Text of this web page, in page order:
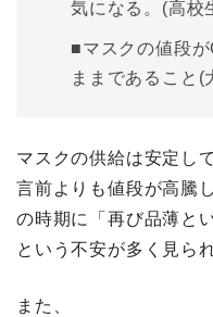
気になる。(高
■マスクの値段
ままであること (
マスクの供給は安定し
言前よりも値段が高騰
の時期に「再び品薄と
という不安が多く見ら
また、